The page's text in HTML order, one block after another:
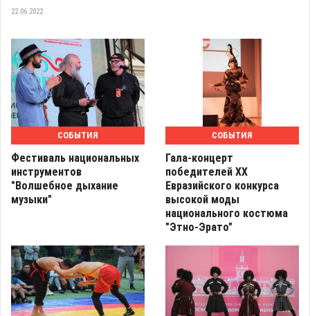
22.06.2022
СОБЫТИЯ
Фестиваль национальных
инструментов
"Волшебное дыхание
музыки"
СОБЫТИЯ
Гала-концерт
победителей ХХ
Евразийского конкурса
высокой моды
национального костюма
"Этно-Эрато"